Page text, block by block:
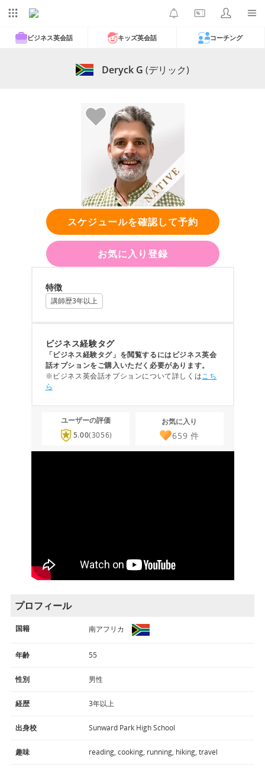
ビジネス英会話 キッズ英会話 コーチング
Deryck G (デリック)
スケジュールを確認して予約
お気に入り登録
特徴
講師歴3年以上
ビジネス経験タグ
「ビジネス経験タグ」を閲覧するにはビジネス英会
話オプションをご購入いただく必要があります。
※ビジネス英会話オプションについて詳しくはこち
ら
ユーザーの評価
5.00(3056)
お気に入り
659 件
プロフィール
国籍 南アフリカ
年齢 55
性別 男性
経歴 3年以上
出身校 Sunward Park High School
趣味 reading, cooking, running, hiking, travel